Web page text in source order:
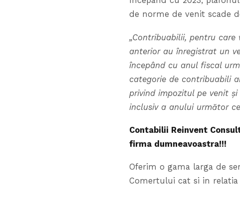
de norme de venit scade
„Contribuabilii, pentru
anterior au înregistrat un
începând cu anul fiscal
categorie de contribuabili
privind impozitul pe venit
inclusiv a anului următor
Contabilii Reinvent
firma dumneavoastra!!!
Oferim o gama larga de
Comertului cat si in relatia